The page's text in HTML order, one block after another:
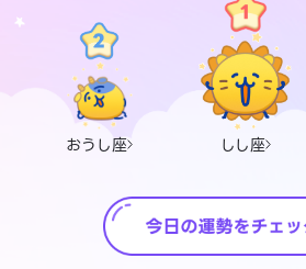
おうし座 しし座